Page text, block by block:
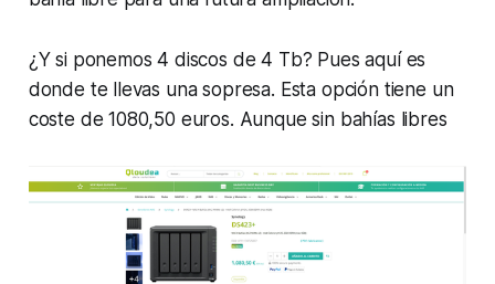
¿Y si ponemos 4 discos de 4 Tb? Pues aquí es
donde te llevas una sopresa. Esta opción tiene un
coste de 1080,50 euros. Aunque sin bahías libres